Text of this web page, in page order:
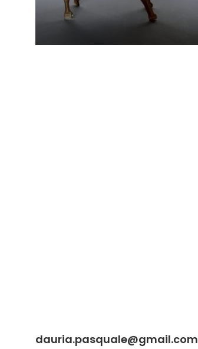
dauria.pasquale@gmail.com